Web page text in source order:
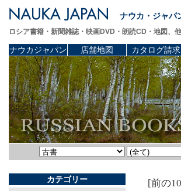
ナウカ・ジャパ
ロシア書籍・新聞雑誌・映画DVD・朗読CD・地図
ナウカジャパン 店舗地図 カタログ請求
カテゴリー [前の